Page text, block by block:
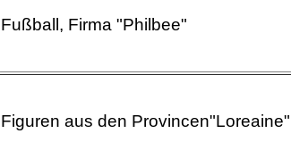
Fußball, Firma "Philbee"
Figuren aus den Provincen"Loreaine"